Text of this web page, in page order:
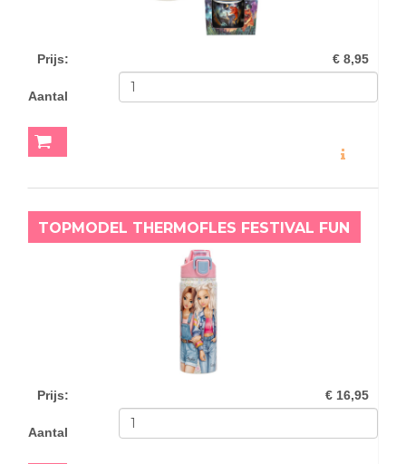
Prijs: € 8,95
Aantal
TOPMODEL THERMOFLES FESTIVAL FUN
Prijs: € 16,95
Aantal